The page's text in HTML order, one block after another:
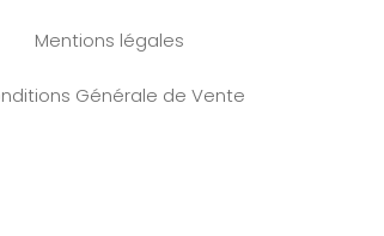
Mentions légales
Générale de Vente